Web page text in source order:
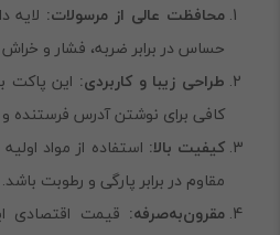
محافظت عالی از مرسولات: لایه
حساس در برابر ضربه، فشار و
طراحی زیبا و کاربردی: این پاکت
کافی برای نوشتن آدرس فرستنده و
کیفیت بالا: استفاده از مواد
مقاوم در برابر پارگی و رطوبت باشد.
مقرون‌به‌صرفه: قیمت اقتصادی